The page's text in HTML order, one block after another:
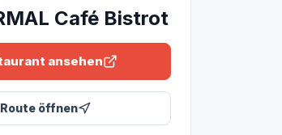
Café Bistrot
ansehen
Route öffnen